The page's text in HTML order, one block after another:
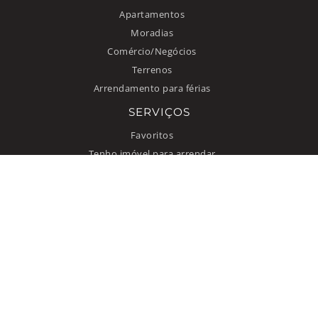
Apartamentos
Moradias
Comércio/Negócios
Terrenos
Arrendamento para férias
SERVIÇOS
Favoritos
Tenho imóvel para arrendar